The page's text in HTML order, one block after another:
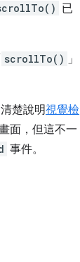
已
scrollTo() 」
楚說明視覺檢
面，但這不一
事件。